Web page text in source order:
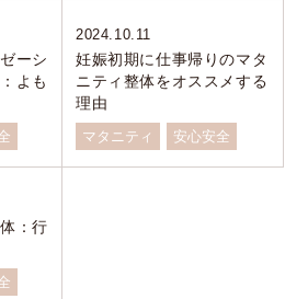
ーシ
よも
2024.10.11
妊娠初期に仕事帰りのマタ
ニティ整体をオススメする
理由
マタニティ 安心安全
：行